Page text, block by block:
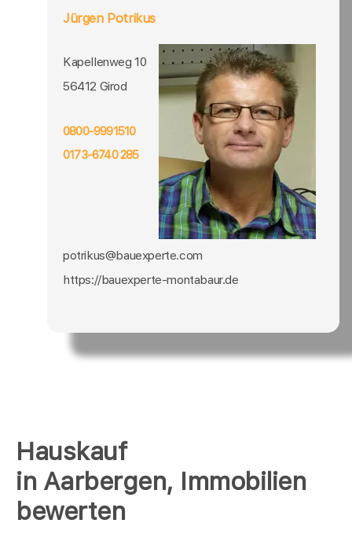
Hauskauf
in Aarbergen, Immobilien
bewerten
Jürgen Potrikus
Kapellenweg 10
56412 Girod
0800-9991510
0173-6740 285
potrikus@bauexperte.com
https://bauexperte-montabaur.de